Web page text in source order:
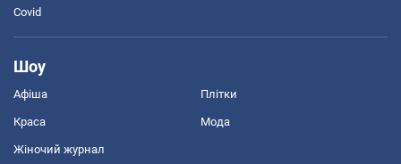
Covid
Шоу
Афіша Плітки
Краса Мода
Жіночий журнал